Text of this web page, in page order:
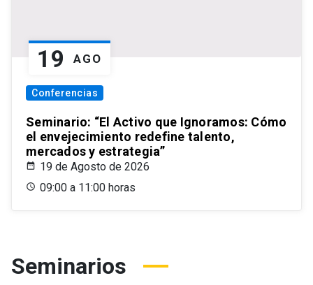
19 AGO
Conferencias
Seminario: “El Activo que Ignoramos: Cómo
el envejecimiento redefine talento,
mercados y estrategia”
19 de Agosto de 2026
09:00 a 11:00 horas
Seminarios